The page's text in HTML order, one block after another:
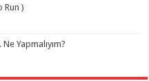
Run )
Yapmalıyım?